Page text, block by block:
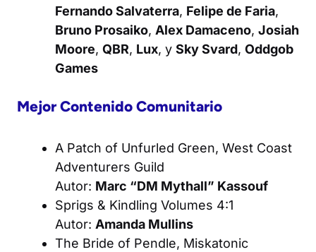
Fernando Salvaterra, Felipe de Faria,
Bruno Prosaiko, Alex Damaceno, Josiah
Moore, QBR, Lux, y Sky Svard, Oddgob
Games
Mejor Contenido Comunitario
A Patch of Unfurled Green, West Coast
Adventurers Guild
Autor: Marc “DM Mythall” Kassouf
Sprigs & Kindling Volumes 4:1
Autor: Amanda Mullins
The Bride of Pendle, Miskatonic